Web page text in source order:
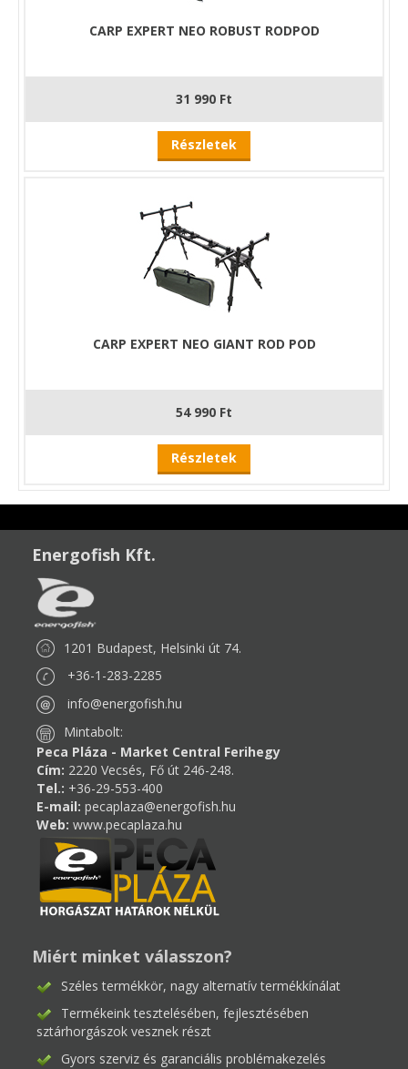
CARP EXPERT NEO ROBUST RODPOD
31 990 Ft
Részletek
CARP EXPERT NEO GIANT ROD POD
54 990 Ft
Részletek
Energofish Kft.
1201 Budapest, Helsinki út 74.
+36-1-283-2285
info@energofish.hu
Mintabolt:
Peca Pláza - Market Central Ferihegy
Cím: 2220 Vecsés, Fő út 246-248.
Tel.: +36-29-553-400
E-mail: pecaplaza@energofish.hu
Web: www.pecaplaza.hu
Miért minket válasszon?
Széles termékkör, nagy alternatív termékkínálat
Termékeink tesztelésében, fejlesztésében
sztárhorgászok vesznek részt
Gyors szerviz és garanciális problémakezelés